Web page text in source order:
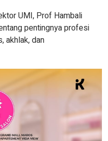
UMI, Prof Hambali
pentingnya profesi
akhlak, dan